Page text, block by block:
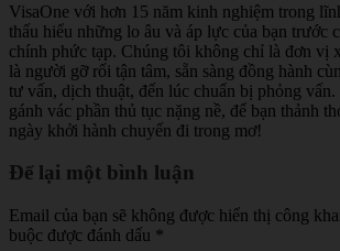
VisaOne với hơn 15 năm kinh nghiệm trong
thấu hiểu những lo âu và áp lực của bạn trước
chính phức tạp. Chúng tôi không chỉ là đơn vị
là người gỡ rối tận tâm, sẵn sàng đồng hành
tư vấn, dịch thuật, đến lúc chuẩn bị phỏng
gánh vác phần thủ tục nặng nề, để bạn thảnh
ngày khởi hành chuyến đi trong mơ!
Để lại một bình luận
Email của bạn sẽ không được hiển thị công
buộc được đánh dấu *